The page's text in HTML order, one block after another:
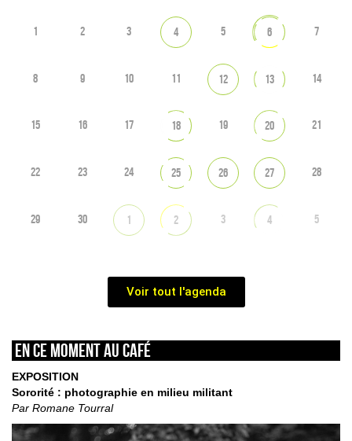
1 2 3 4 5 6 7
8 9 10 11 12 13 14
15 16 17 18 19 20 21
22 23 24 25 26 27 28
29 30 1 2 3 4 5
Voir tout l'agenda
En ce moment au café
EXPOSITION
Sororité : photographie en milieu militant
Par Romane Tourral